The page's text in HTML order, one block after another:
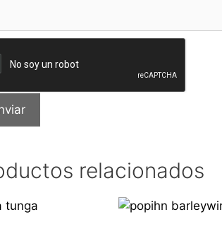
relacionados